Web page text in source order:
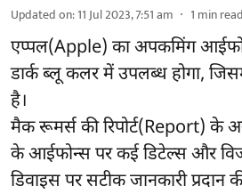
Updated on:11 Jul 2023, 7:51 am 1 min read
एप्पल(Apple) का अपकमिंग आईफोन
डार्क ब्लू कलर में उपलब्ध होगा,
है।
मैक रूमर्स की रिपोर्ट(Report) के
के आईफोन्स पर कई डिटेल्स और
डिवाइस पर सटीक जानकारी प्रदान